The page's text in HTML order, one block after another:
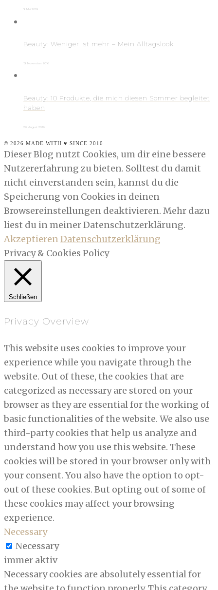
3. Mai 2019
Beauty: Weniger ist mehr – Mein Alltagslook
13. November 2016
Beauty: 10 Produkte, die mich diesen Sommer begleitet
haben
29. August 2016
© 2026 MADE WITH ♥ SINCE 2010
Dieser Blog nutzt Cookies, um dir eine bessere
Nutzererfahrung zu bieten. Solltest du damit
nicht einverstanden sein, kannst du die
Speicherung von Cookies in deinen
Browsereinstellungen deaktivieren. Mehr dazu
liest du in meiner Datenschutzerklärung.
AkzeptierenDatenschutzerklärung
Privacy & Cookies Policy
Schließen
Privacy Overview
This website uses cookies to improve your
experience while you navigate through the
website. Out of these, the cookies that are
categorized as necessary are stored on your
browser as they are essential for the working of
basic functionalities of the website. We also use
third-party cookies that help us analyze and
understand how you use this website. These
cookies will be stored in your browser only with
your consent. You also have the option to opt-
out of these cookies. But opting out of some of
these cookies may affect your browsing
experience.
Necessary
Necessary
immer aktiv
Necessary cookies are absolutely essential for